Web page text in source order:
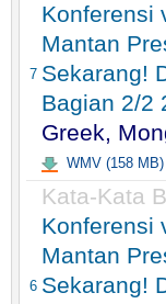
7
Konferensi
Mantan
Sekarang!
Bagian 2/2
Greek,
WMV (158 MB)
6
Kata-Kata
Konferensi
Mantan
Sekarang!